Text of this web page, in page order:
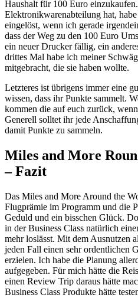
Haushalt für 100 Euro
Elektronikwarenabteilung hat,
eingelöst, wenn ich gerade
dass der Weg zu den 100 Euro
ein neuer Drucker fällig, ein
drittes Mal habe ich meiner
mitgebracht, die sie haben wollte.
Letzteres ist übrigens immer eine
wissen, dass ihr Punkte sammelt.
kommen die auf euch zurück,
Generell solltet ihr jede
damit Punkte zu sammeln.
Miles and More
– Fazit
Das Miles and More Around the
Flugprämie im Programm und die
Geduld und ein bisschen Glück.
in der Business Class natürlich
mehr loslässt. Mit dem Ausnutzen
jeden Fall einen sehr ordentlichen
erzielen. Ich habe die Planung
aufgegeben. Für mich hätte die
einen Review Trip daraus hätte
Business Class Produkte hätte